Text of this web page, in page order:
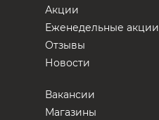
Акции
Еженедельные акции
Отзывы
Новости
Вакансии
Магазины